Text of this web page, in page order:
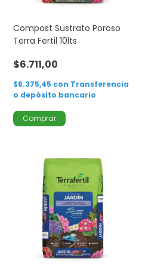
Compost Sustrato Poroso
Terra Fertil 10lts
$6.711,00
$6.375,45 con Transferencia
o depósito bancario